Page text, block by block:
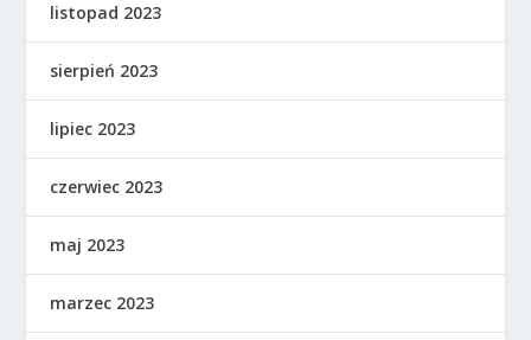
listopad 2023
sierpień 2023
lipiec 2023
czerwiec 2023
maj 2023
marzec 2023